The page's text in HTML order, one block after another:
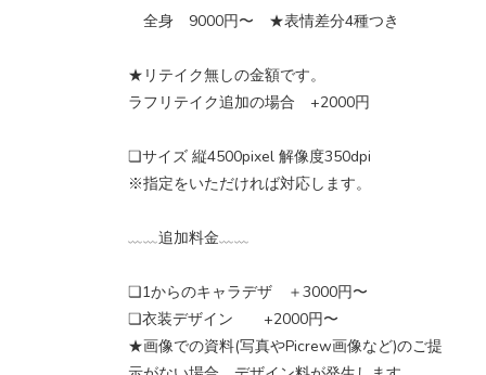
全身 9000円〜 ★表情差分4種つき
★リテイク無しの金額です。
ラフリテイク追加の場合 +2000円
❏サイズ 縦4500pixel 解像度350dpi
※指定をいただければ対応します。
﹏﹏追加料金﹏﹏
❏1からのキャラデザ ＋3000円〜
❏衣装デザイン +2000円〜
★画像での資料(写真やPicrew画像など)のご提